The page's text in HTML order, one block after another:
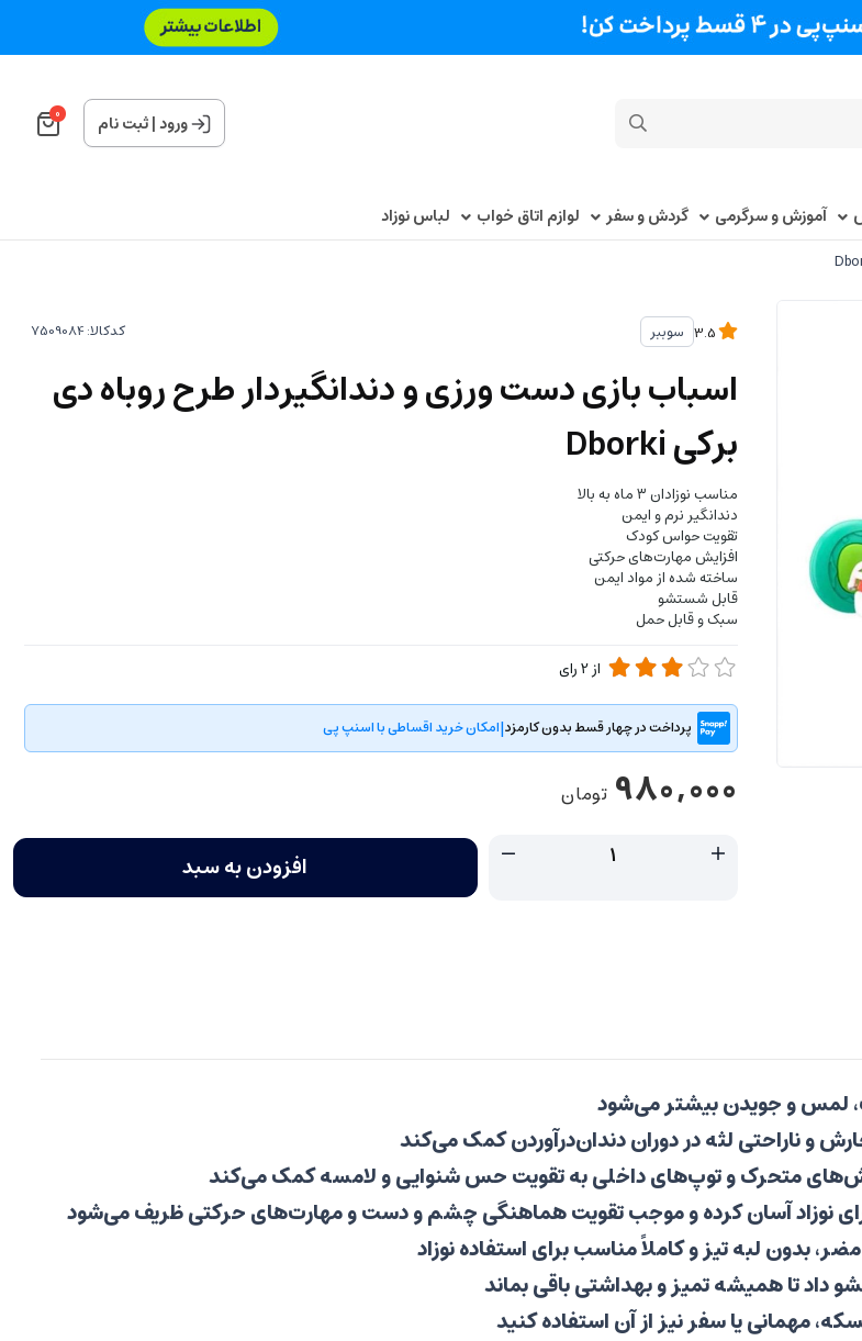
ورود|ثبت نام 0
آموزش و سرگرمی گردش و سفر لوازم اتاق خواب لباس نوزاد
سوببر کدکالا:
اسباب بازی دست ورزی و دندانگیردار طرح روباه دی
برکی Dborki
مناسب نوزادان ۳ ماه به بالا
دندانگیر نرم و ایمن
تقویت حواس کودک
افزایش مهارت‌های حرکتی
ساخته شده از مواد ایمن
قابل شستشو
سبک و قابل حمل
از2رای
پرداخت در چهار قسط بدون کارمزد|امکان خرید اقساطی با اسنپ پی
980,000 تومان
افزودن به سبد
لمس و جویدن بیشتر می‌شود
و ناراحتی لثه در دوران دندان‌درآوردن کمک می‌کند
متحرک و توپ‌های داخلی به تقویت حس شنوایی و لامسه کمک می‌کند
نوزاد آسان کرده و موجب تقویت هماهنگی چشم و دست و مهارت‌های حرکتی ظریف می‌شود
داد تا همیشه تمیز و بهداشتی باقی بماند
مهمانی یا سفر نیز از آن استفاده کنید